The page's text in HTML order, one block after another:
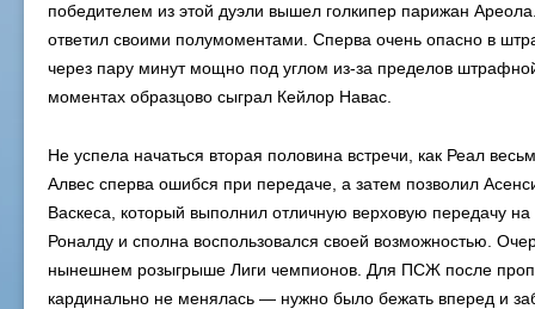
победителем из этой дуэли вышел голкипер парижан
ответил своими полумоментами. Сперва очень опасно в
через пару минут мощно под углом из-за пределов
моментах образцово сыграл Кейлор Навас.
Не успела начаться вторая половина встречи, как Реал
Алвес сперва ошибся при передаче, а затем позволил
Васкеса, который выполнил отличную верховую передачу
Роналду и сполна воспользовался своей возможностью.
нынешнем розыгрыше Лиги чемпионов. Для ПСЖ после
кардинально не менялась — нужно было бежать вперед и